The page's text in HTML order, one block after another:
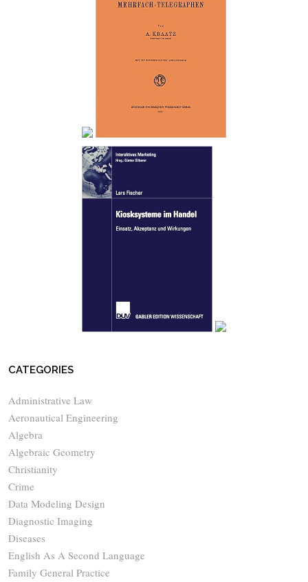
CATEGORIES
Administrative Law
Aeronautical Engineering
Algebra
Algebraic Geometry
Christianity
Crime
Data Modeling Design
Diagnostic Imaging
Diseases
English As A Second Language
Family General Practice